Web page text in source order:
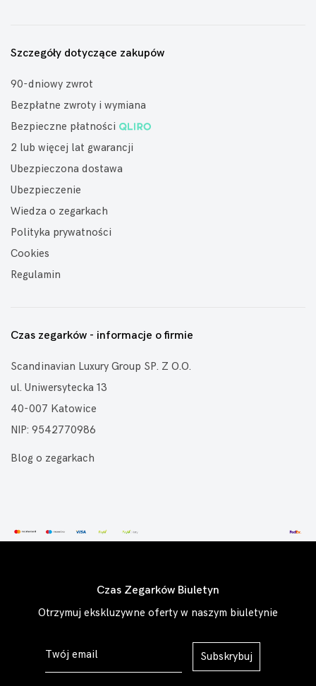
Szczegóły dotyczące zakupów
90-dniowy zwrot
Bezpłatne zwroty i wymiana
Bezpieczne płatności
2 lub więcej lat gwarancji
Ubezpieczona dostawa
Ubezpieczenie
Wiedza o zegarkach
Polityka prywatności
Cookies
Regulamin
Czas zegarków - informacje o firmie
Scandinavian Luxury Group SP. Z O.O.
ul. Uniwersytecka 13
40-007 Katowice
NIP: 9542770986
Blog o zegarkach
Czas Zegarków Biuletyn
Otrzymuj ekskluzywne oferty w naszym biuletynie
Subskrybuj